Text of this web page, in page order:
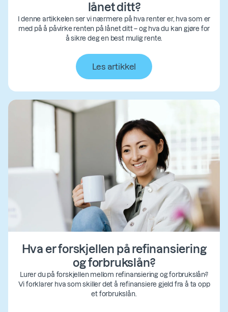
lånet ditt?
I denne artikkelen ser vi nærmere på hva renter er, hva som er
med på å påvirke renten på lånet ditt – og hva du kan gjøre for
å sikre deg en best mulig rente.
Les artikkel
Hva er forskjellen på refinansiering
og forbrukslån?
Lurer du på forskjellen mellom refinansiering og forbrukslån?
Vi forklarer hva som skiller det å refinansiere gjeld fra å ta opp
et forbrukslån.